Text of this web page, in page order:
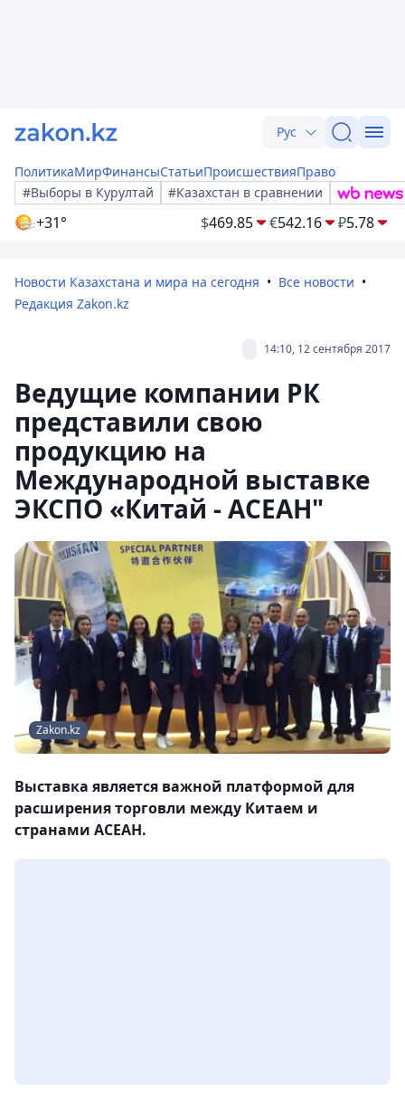
Рус
ПолитикаМирФинансыСтатьиПроисшествияПраво
#Выборы в Курултай
#Казахстан в сравнении
+31° $469.85 €542.16 ₽5.78
Новости Казахстана и мира на сегодня
Все новости
Редакция Zakon.kz
14:10, 12 сентября 2017
Ведущие компании РК
представили свою
продукцию на
Международной выставке
ЭКСПО «Китай - АСЕАН"
Zakon.kz
Выставка является важной платформой для
расширения торговли между Китаем и
странами АСЕАН.